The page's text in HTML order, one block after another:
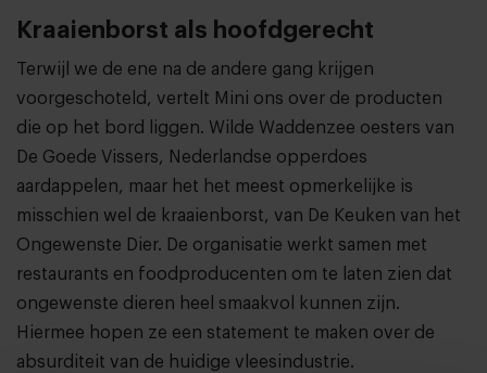
Kraaienborst als hoofdgerecht
Terwijl we de ene na de andere gang krijgen
voorgeschoteld, vertelt Mini ons over de producten
die op het bord liggen. Wilde Waddenzee oesters van
De Goede Vissers, Nederlandse opperdoes
aardappelen, maar het het meest opmerkelijke is
misschien wel de kraaienborst, van De Keuken van het
Ongewenste Dier. De organisatie werkt samen met
restaurants en foodproducenten om te laten zien dat
ongewenste dieren heel smaakvol kunnen zijn.
Hiermee hopen ze een statement te maken over de
absurditeit van de huidige vleesindustrie.